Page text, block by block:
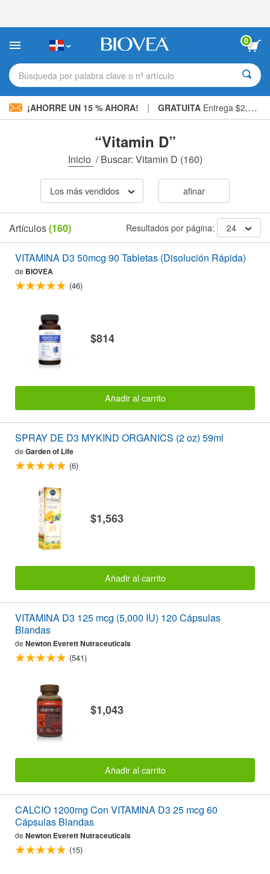
sitio
incluye
sistema
de
0
Búsqueda por palabra clave o nº artículo
¡AHORRE UN 15 % AHORA! | GRATUITA Entrega $2,600 »
“Vitamin D”
Inicio /Buscar: Vitamin D (160)
Los más vendidos afinar
Artículos(160) Resultados por página: 24
VITAMINA D3 50mcg 90 Tabletas (Disolución Rápida)
de BIOVEA
(46)
$814
Añadir al carrito
SPRAY DE D3 MYKIND ORGANICS (2 oz) 59ml
de Garden of Life
(6)
$1,563
Añadir al carrito
VITAMINA D3 125 mcg (5,000 IU) 120 Cápsulas
Blandas
de Newton Everett Nutraceuticals
(541)
$1,043
Añadir al carrito
CALCIO 1200mg Con VITAMINA D3 25 mcg 60
Cápsulas Blandas
de Newton Everett Nutraceuticals
(15)